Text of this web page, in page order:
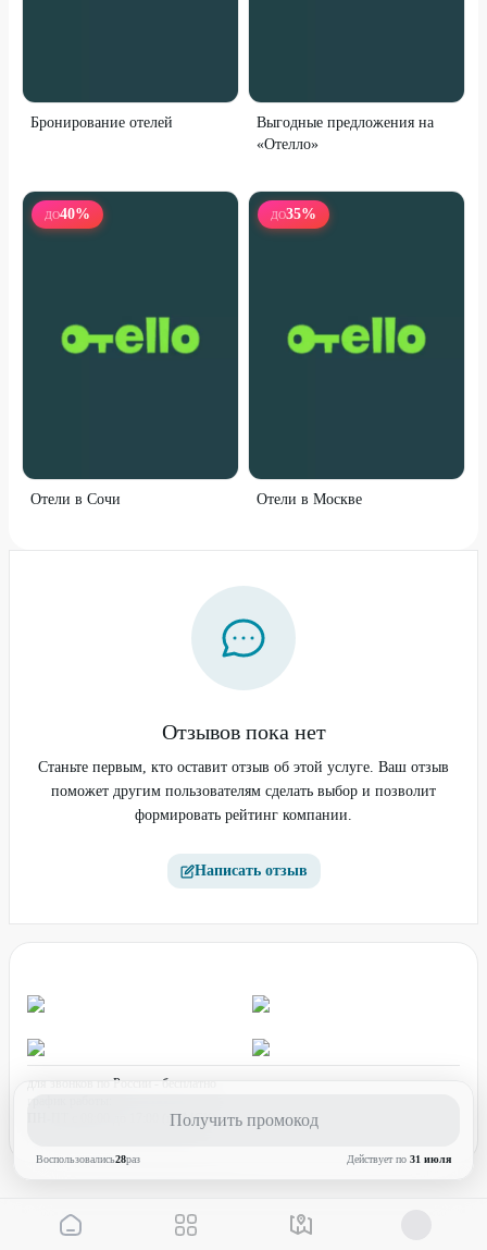
Получить промокод
Воспользовались28раз Действует по 31 июля
Бронирование отелей
Выгодные предложения на
«Отелло»
ДО40%
Отели в Сочи
ДО35%
Отели в Москве
Отзывов пока нет
Станьте первым, кто оставит отзыв об этой услуге. Ваш отзыв
поможет другим пользователям сделать выбор и позволит
формировать рейтинг компании.
Написать отзыв
для звонков по России - бесплатно
ПН-ПТ с 08:00 до 17:00 (по МСК)